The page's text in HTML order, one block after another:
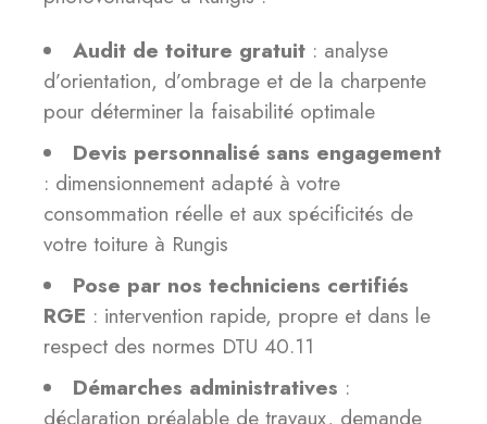
Audit de toiture gratuit : analyse
d’orientation, d’ombrage et de la charpente
pour déterminer la faisabilité optimale
Devis personnalisé sans engagement
: dimensionnement adapté à votre
consommation réelle et aux spécificités de
votre toiture à Rungis
Pose par nos techniciens certifiés
RGE : intervention rapide, propre et dans le
respect des normes DTU 40.11
Démarches administratives :
déclaration préalable de travaux, demande